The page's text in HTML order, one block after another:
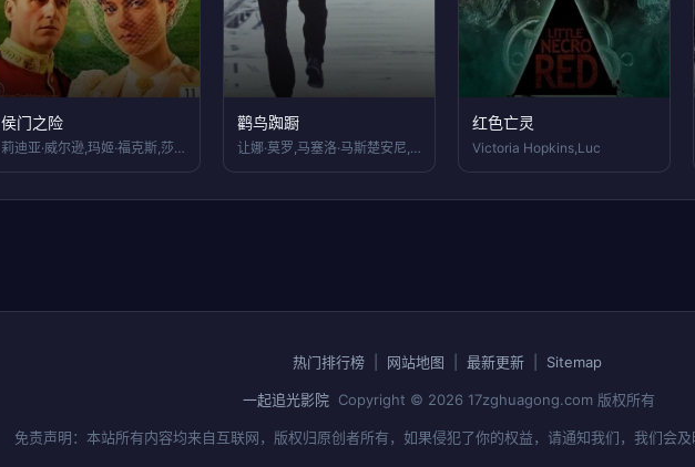
侯门之险
莉迪亚·威尔逊,玛姬·福克斯,莎拉·里奇
鹳鸟踟蹰
让娜·莫罗,马塞洛·马斯楚安尼,格雷戈里
红色亡灵
Victoria Hopkins,Luc
热门排行榜 网站地图 最新更新 Sitemap
一起追光影院 Copyright © 2026 17zghuagong.com 版权所有
免责声明：本站所有内容均来自互联网，版权归原创者所有，如果侵犯了你的权益，请通知我们，我们会